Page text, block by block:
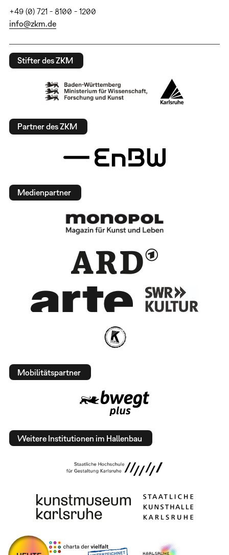
+49 (0) 721 - 8100 - 1200
info@zkm.de
Stifter des ZKM
Partner des ZKM
Medienpartner
Mobilitätspartner
Weitere Institutionen im Hallenbau